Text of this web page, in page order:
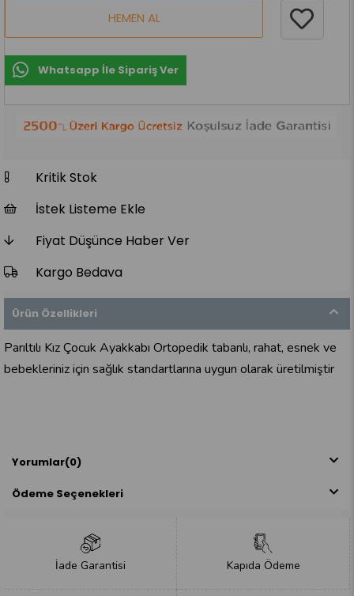
Whatsapp İle Sipariş Ver
Kritik Stok
İstek Listeme Ekle
Fiyat Düşünce Haber Ver
Kargo Bedava
Ürün Özellikleri
Parıltılı Kız Çocuk Ayakkabı Ortopedik tabanlı, rahat, esnek ve
bebekleriniz için sağlık standartlarına uygun olarak üretilmiştir
Yorumlar(0)
Ödeme Seçenekleri
İade Garantisi Kapıda Ödeme